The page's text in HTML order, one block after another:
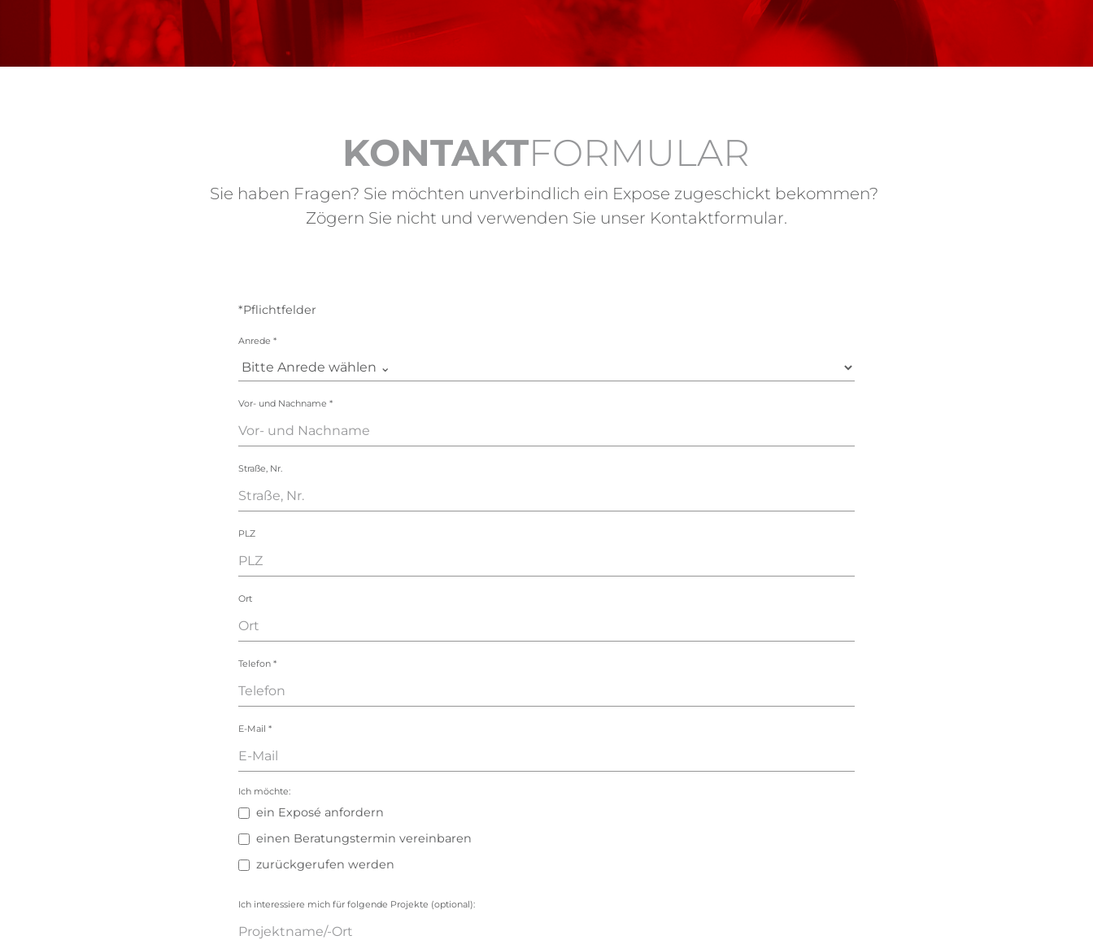
KONTAKTFORMULAR
Sie haben Fragen? Sie möchten unverbindlich ein Expose zugeschickt bekommen?
Zögern Sie nicht und verwenden Sie unser Kontaktformular.
*Pflichtfelder
Anrede *
Vor- und Nachname *
Straße, Nr.
PLZ
Ort
Telefon *
E-Mail *
Ich möchte:
ein Exposé anfordern
einen Beratungstermin vereinbaren
zurückgerufen werden
Ich interessiere mich für folgende Projekte (optional):